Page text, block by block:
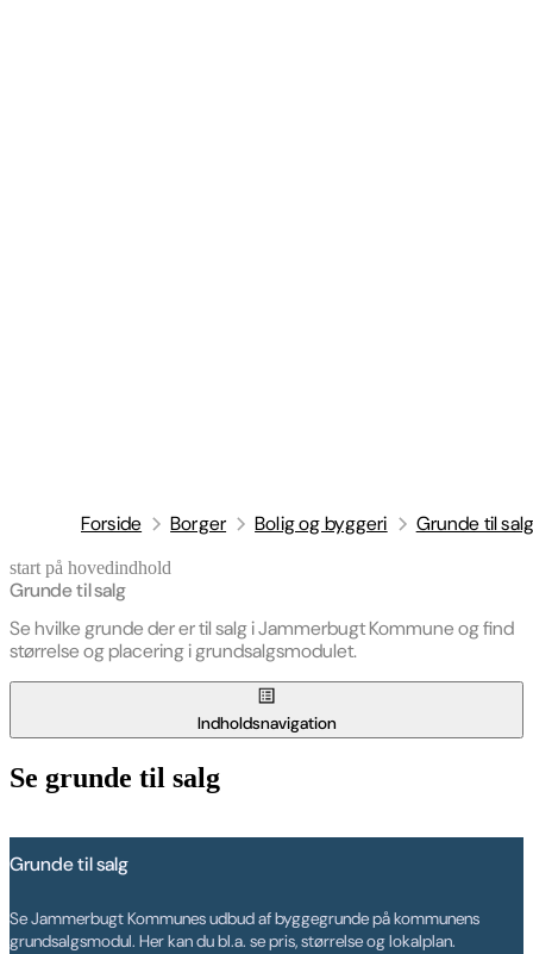
Forside Borger Bolig og byggeri Grunde til
start på hovedindhold
Grunde til salg
Se hvilke grunde der er til salg i Jammerbugt Kommune og find
størrelse og placering i grundsalgsmodulet.
senest opdateret 28. maj 2026
Indholdsnavigation
Se grunde til salg
Grunde til salg
Se Jammerbugt Kommunes udbud af byggegrunde på kommunens
grundsalgsmodul. Her kan du bl.a. se pris, størrelse og lokalplan.